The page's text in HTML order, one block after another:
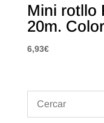
Mini rotllo
20m.
6,93€